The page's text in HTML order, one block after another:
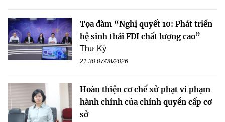
Tọa đàm “Nghị quyết 10: Phát triển
hệ sinh thái FDI chất lượng cao”
Thư Kỳ
21:30 07/08/2026
Hoàn thiện cơ chế xử phạt vi phạm
hành chính của chính quyền cấp cơ
sở